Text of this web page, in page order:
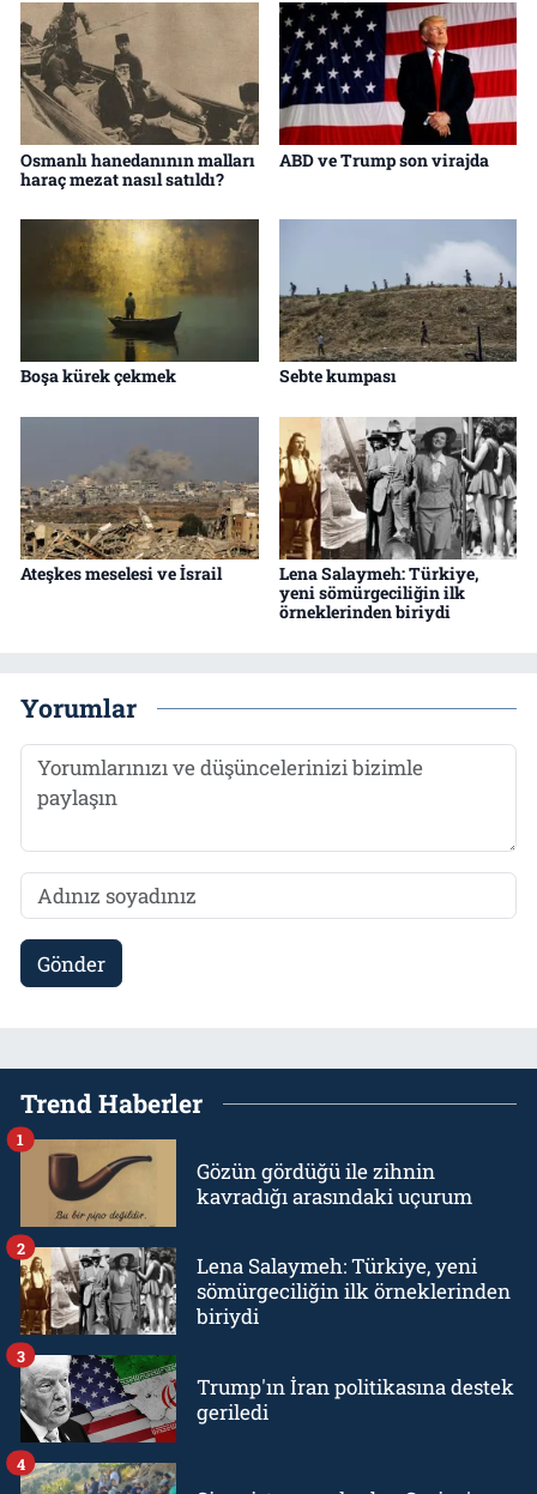
Osmanlı hanedanının malları
haraç mezat nasıl satıldı?
ABD ve Trump son virajda
Boşa kürek çekmek Sebte kumpası
Ateşkes meselesi ve İsrail
Lena Salaymeh: Türkiye,
yeni sömürgeciliğin ilk
örneklerinden biriydi
Yorumlar
Gönder
Trend Haberler
Gözün gördüğü ile zihnin
kavradığı arasındaki uçurum
1
Lena Salaymeh: Türkiye, yeni
sömürgeciliğin ilk örneklerinden
biriydi
2
Trump'ın İran politikasına destek
geriledi
3
4